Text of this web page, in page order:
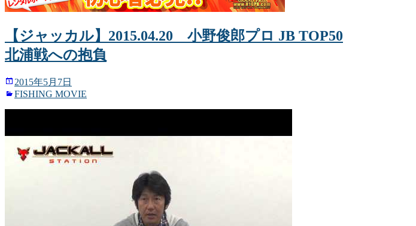
【ジャッカル】2015.04.20 小野俊郎プロ JB TOP50
北浦戦への抱負
2015年5月7日
FISHING MOVIE